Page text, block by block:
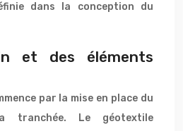
dans la conception du
et des éléments
par la mise en place du
tranchée. Le géotextile